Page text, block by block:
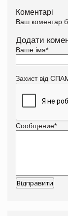
Коментарі
Ваш коментар
Додати
Ваше імя*
Захист від
Сообщение*